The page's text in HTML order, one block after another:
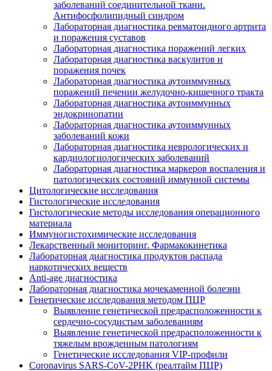
заболеваний соединительной ткани.
Антифосфолипидный синдром
Лабораторная диагностика ревматоидного артрита
и поражения суставов
Лабораторная диагностика поражений легких
Лабораторная диагностика васкулитов и
поражения почек
Лабораторная диагностика аутоиммунных
поражений печении желудочно-кишечного тракта
Лабораторная диагностика аутоиммунных
эндокринопатии
Лабораторная диагностика аутоиммунных
заболеваний кожи
Лабораторная диагностика неврологических и
кардиологиологических заболеваний
Лабораторная диагностика маркеров воспаления и
патологических состояний иммунной системы
Цитологические исследования
Гистологические исследования
Гистологические методы исследования операционного
материала
Иммуногистохимические исследования
Лекарственный мониторинг. Фармакокинетика
Лабораторная диагностика продуктов распада
наркотических веществ
Anti-age диагностика
Лабораторная диагностика мочекаменной болезни
Генетические исследования методом ПЦР
Выявление генетической предрасположенности к
сердечно-сосудистым заболеваниям
Выявление генетической предрасположенности к
тяжелым врожденным патологиям
Генетические исследования VIP-профили
Coronavirus SARS-CoV-2PHK (реалтайм ПЦР)